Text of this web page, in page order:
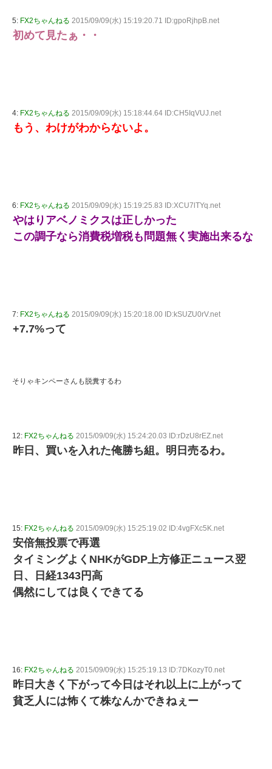
5: FX2ちゃんねる 2015/09/09(水) 15:19:20.71 ID:gpoRjhpB.net
初めて見たぁ・・
4: FX2ちゃんねる 2015/09/09(水) 15:18:44.64 ID:CH5IqVUJ.net
もう、わけがわからないよ。
6: FX2ちゃんねる 2015/09/09(水) 15:19:25.83 ID:XCU7lTYq.net
やはりアベノミクスは正しかった
この調子なら消費税増税も問題無く実施出来るな
7: FX2ちゃんねる 2015/09/09(水) 15:20:18.00 ID:kSUZU0rV.net
+7.7%って
そりゃキンペーさんも脱糞するわ
12: FX2ちゃんねる 2015/09/09(水) 15:24:20.03 ID:rDzU8rEZ.net
昨日、買いを入れた俺勝ち組。明日売るわ。
15: FX2ちゃんねる 2015/09/09(水) 15:25:19.02 ID:4vgFXc5K.net
安倍無投票で再選
タイミングよくNHKがGDP上方修正ニュース翌
日、日経1343円高
偶然にしては良くできてる
16: FX2ちゃんねる 2015/09/09(水) 15:25:19.13 ID:7DKozyT0.net
昨日大きく下がって今日はそれ以上に上がって
貧乏人には怖くて株なんかできねぇー